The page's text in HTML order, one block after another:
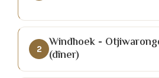
2 Windhoek -
(dîner)